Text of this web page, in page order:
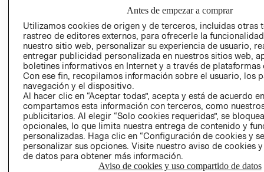
PROGRAMA DE
Y ÉTICA (INGLÉS)
COMERCIO - SIC
PETICIONES
QUEJAS Y
RECLAMOS
Colombia ($)
CAMBIAR REGIÓN
Antes de empezar a comprar
Utilizamos cookies de origen y de terceros, incluidas otras
rastreo de editores externos, para ofrecerle la
nuestro sitio web, personalizar su experiencia de usuario,
entregar publicidad personalizada en nuestros sitios web,
boletines informativos en Internet y a través de plataformas
Con ese fin, recopilamos información sobre el usuario, los
navegación y el dispositivo.
Al hacer clic en “Aceptar todas”, acepta y está de acuerdo
compartamos esta información con terceros, como
publicitarios. Al elegir “Solo cookies requeridas”, se
opcionales, lo que limita nuestra entrega de contenido y
personalizadas. Haga clic en “Configuración de cookies y
personalizar sus opciones. Visite nuestro aviso de cookies
de datos para obtener más información.
Aviso de cookies y uso compartido de datos